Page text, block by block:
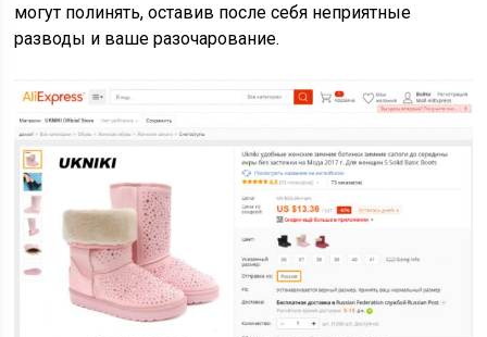
могут полинять, оставив после себя неприятные
разводы и ваше разочарование.